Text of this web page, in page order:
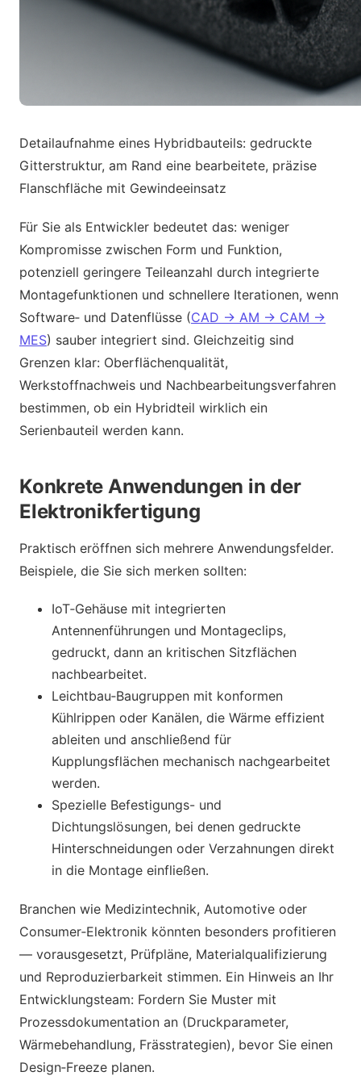
Detailaufnahme eines Hybridbauteils: gedruckte
Gitterstruktur, am Rand eine bearbeitete, präzise
Flanschfläche mit Gewindeeinsatz
Für Sie als Entwickler bedeutet das: weniger
Kompromisse zwischen Form und Funktion,
potenziell geringere Teileanzahl durch integrierte
Montagefunktionen und schnellere Iterationen, wenn
Software‑ und Datenflüsse (CAD → AM → CAM →
MES) sauber integriert sind. Gleichzeitig sind
Grenzen klar: Oberflächenqualität,
Werkstoffnachweis und Nachbearbeitungsverfahren
bestimmen, ob ein Hybridteil wirklich ein
Serienbauteil werden kann.
Konkrete Anwendungen in der
Elektronikfertigung
Praktisch eröffnen sich mehrere Anwendungsfelder.
Beispiele, die Sie sich merken sollten:
IoT‑Gehäuse mit integrierten
Antennenführungen und Montageclips,
gedruckt, dann an kritischen Sitzflächen
nachbearbeitet.
Leichtbau‑Baugruppen mit konformen
Kühlrippen oder Kanälen, die Wärme effizient
ableiten und anschließend für
Kupplungsflächen mechanisch nachgearbeitet
werden.
Spezielle Befestigungs- und
Dichtungslösungen, bei denen gedruckte
Hinterschneidungen oder Verzahnungen direkt
in die Montage einfließen.
Branchen wie Medizintechnik, Automotive oder
Consumer‑Elektronik könnten besonders profitieren
— vorausgesetzt, Prüfpläne, Materialqualifizierung
und Reproduzierbarkeit stimmen. Ein Hinweis an Ihr
Entwicklungsteam: Fordern Sie Muster mit
Prozessdokumentation an (Druckparameter,
Wärmebehandlung, Frässtrategien), bevor Sie einen
Design‑Freeze planen.